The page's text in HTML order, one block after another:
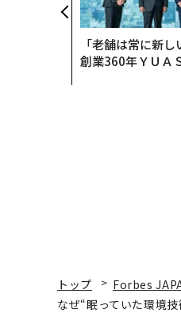
「老舗は常に新し
創業360年ＹＵＡ
トップ Forbes
なぜ“眠っていた環境